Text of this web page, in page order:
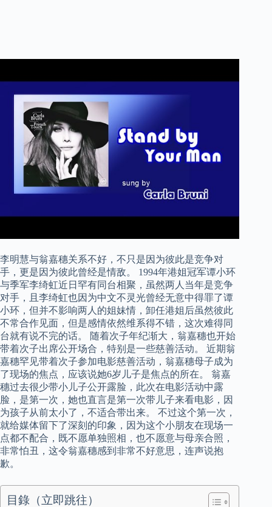
李明慧与翁嘉穗关系不好，不只是因为彼此是竞争对
手，更是因为彼此曾经是情敌。 1994年港姐冠军谭小环
与季军李绮虹近日罕有同台相聚，虽然两人当年是竞争
对手，且李绮虹也因为中文不灵光曾经无意中得罪了谭
小环，但并不影响两人的姐妹情，卸任港姐后虽然彼此
不常合作见面，但是感情依然维系得不错，这次难得同
台就有说不完的话。 随着次子年纪渐大，翁嘉穗也开始
带着次子出席公开场合，特别是一些慈善活动。 近期翁
嘉穗罕见带着次子参加电影慈善活动，翁嘉穗母子成为
了现场的焦点，应该说她6岁儿子是焦点的所在。 翁嘉
穗过去很少带小儿子公开露脸，此次在电影活动中露
脸，是第一次，她也直言是第一次带儿子来看电影，因
为孩子从前太小了，不适合带出来。 不过这个第一次，
就给媒体留下了深刻的印象，因为这个小朋友在现场一
点都不配合，既不愿单独照相，也不愿意与母亲合照，
非常怕丑，这令翁嘉穗感到非常不好意思，连声说抱
歉。
目錄（立即跳往）